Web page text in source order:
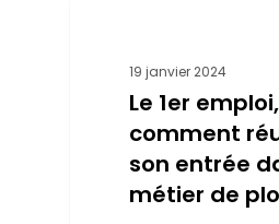
19 janvier 2024
Le 1er
comment
son entrée
métier de